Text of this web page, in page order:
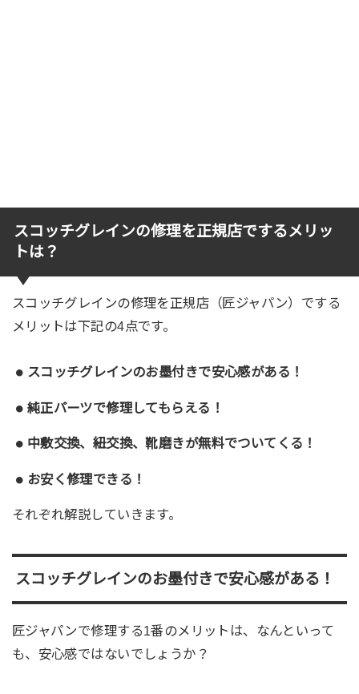
スコッチグレインの修理を正規店でするメリッ
トは？
スコッチグレインの修理を正規店（匠ジャパン）でする
メリットは下記の4点です。
スコッチグレインのお墨付きで安心感がある！
純正パーツで修理してもらえる！
中敷交換、紐交換、靴磨きが無料でついてくる！
お安く修理できる！
それぞれ解説していきます。
スコッチグレインのお墨付きで安心感がある！
匠ジャパンで修理する1番のメリットは、なんといって
も、安心感ではないでしょうか？